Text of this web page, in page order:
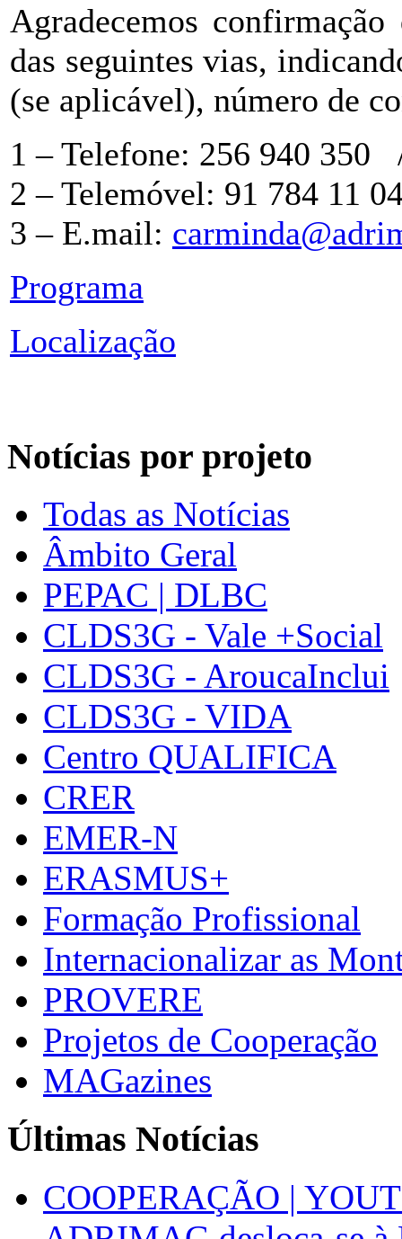
Agradecemos
das seguintes vias,
(se aplicável), número de
1 – Telefone: 256 940
2 – Telemóvel: 91 784 11
3 – E.mail:
Programa
Localização
Notícias por projeto
Todas as Notícias
Âmbito Geral
PEPAC | DLBC
CLDS3G - Vale +Social
CLDS3G - AroucaInclui
CLDS3G - VIDA
Centro QUALIFICA
CRER
EMER-N
ERASMUS+
Formação Profissional
Internacionalizar as
PROVERE
Projetos de Cooperação
MAGazines
Últimas Notícias
COOPERAÇÃO |